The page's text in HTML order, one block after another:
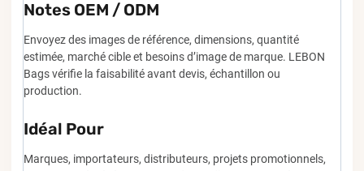
Notes OEM / ODM
Envoyez des images de référence, dimensions, quantité
estimée, marché cible et besoins d’image de marque. LEBON
Bags vérifie la faisabilité avant devis, échantillon ou
production.
Idéal Pour
Marques, importateurs, distributeurs, projets promotionnels,